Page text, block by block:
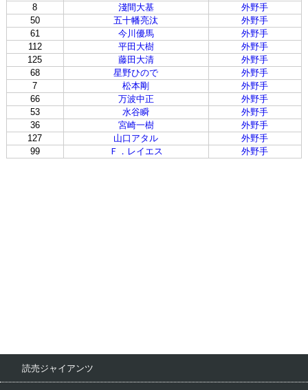
8
淺間大基
外野手
50
五十幡亮汰
外野手
61
今川優馬
外野手
112
平田大樹
外野手
125
藤田大清
外野手
68
星野ひので
外野手
7
松本剛
外野手
66
万波中正
外野手
53
水谷瞬
外野手
36
宮崎一樹
外野手
127
山口アタル
外野手
99
Ｆ．レイエス 外野手
読売ジャイアンツ